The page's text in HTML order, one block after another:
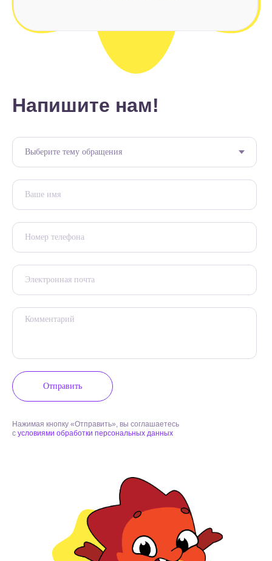
Отправить
Напишите нам!
Нажимая кнопку «Отправить», вы соглашаетесь
с условиями обработки персональных данных